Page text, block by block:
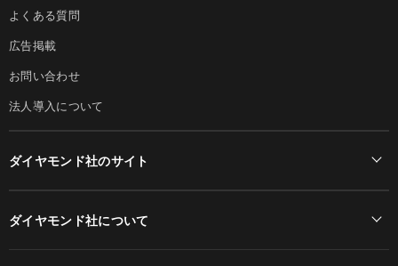
よくある質問
広告掲載
お問い合わせ
法人導入について
ダイヤモンド社のサイト
ダイヤモンド社について